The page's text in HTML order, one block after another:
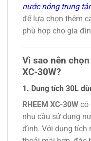
nước nóng trung
để lựa chọn thêm
phù hợp cho gia
Vì sao nên
XC-30W?
1. Dung tích 30L
RHEEM XC-30W có
nhu cầu sử dụng
đình. Với dung tích